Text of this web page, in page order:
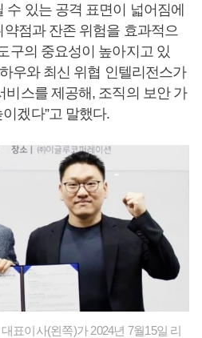
수 있는 공격 표면이 넓어짐에
점과 잔존 위험을 효과적으
구의 중요성이 높아지고 있
우와 최신 위협 인텔리전스가
비스를 제공해, 조직의 보안 가
겠다”고 말했다.
표이사(왼쪽)가 2024년 7월15일 리